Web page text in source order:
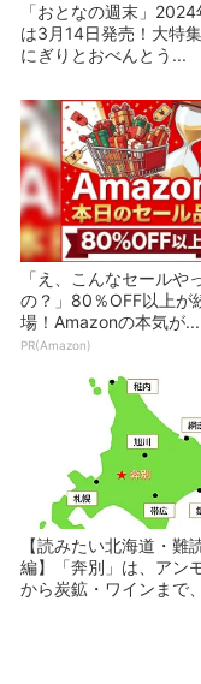
「おとなの週末」
は3月14日発売！大特
にぎりとおべんとう...
「え、こんなセールや
の？」80％OFF以上が
場！Amazonの本気が...
PR(Amazon)
【読みたい北海道・難
編】「奔別」は、アン
から炭鉱・ワインまで